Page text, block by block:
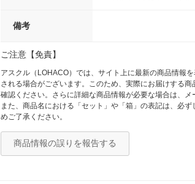
備考
ご注意【免責】
アスクル（LOHACO）では、サイト上に最新の商品情報
される場合がございます。このため、実際にお届けする
確認ください。さらに詳細な商品情報が必要な場合は、メ
また、商品名における「セット」や「箱」の表記は、必
めご了承ください。
商品情報の誤りを報告する